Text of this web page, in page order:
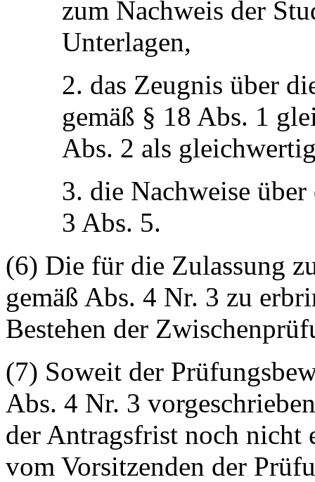
zum Nachweis der
Unterlagen,
2. das Zeugnis über
gemäß § 18 Abs. 1
Abs. 2 als
3. die Nachweise
3 Abs. 5.
(6) Die für die Zulassung
gemäß Abs. 4 Nr. 3 zu
Bestehen der
(7) Soweit der
Abs. 4 Nr. 3
der Antragsfrist noch nicht
vom Vorsitzenden der